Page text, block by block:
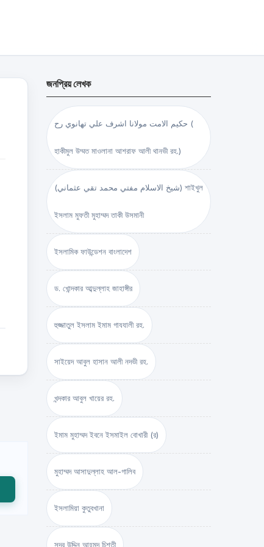
জনপ্রিয় লেখক
حكيم الامت مولانا اشرف علي تهانوي رح (
হাকীমুল উম্মত মাওলানা আশরাফ আলী থানভী রহ.)
(شيخ الاسلام مفتي محمد تقي عثماني) শাইখুল
ইসলাম মুফতী মুহাম্মদ তাকী উসমানী
ইসলামিক ফাউন্ডেশন বাংলাদেশ
ড. খোন্দকার আব্দুল্লাহ জাহাঙ্গীর
হুজ্জাতুল ইসলাম ইমাম গাযযালী রহ.
সাইয়েদ আবুল হাসান আলী নদভী রহ.
খন্দকার আবুল খায়ের রহ.
ইমাম মুহাম্মদ ইবনে ইসমাইল বোখারী (র)
মুহাম্মদ আসাদুল্লাহ আল-গালিব
ইসলামিয়া কুতুবখানা
সদর উদ্দিন আহমদ চিশতী